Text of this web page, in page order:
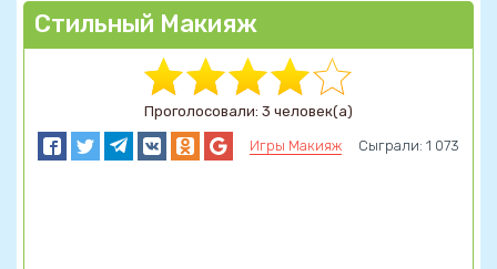
Стильный Макияж
Проголосовали: 3 человек(а)
Игры Макияж Сыграли: 1 073